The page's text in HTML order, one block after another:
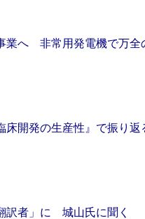
業へ 非常用発電機で万全
床開発の生産性』で振り返
訳者」に 城山氏に聞く